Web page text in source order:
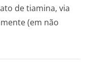
de tiamina, via
(em não